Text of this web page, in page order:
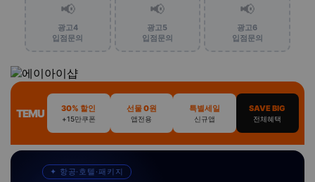
📢
광고4
입점문의
📢
광고5
입점문의
📢
광고6
입점문의
TEMU 30% 할인
+15만쿠폰
선물 0원
앱전용
특별세일
신규앱
SAVE BIG
전체혜택
✦ 항공·호텔·패키지